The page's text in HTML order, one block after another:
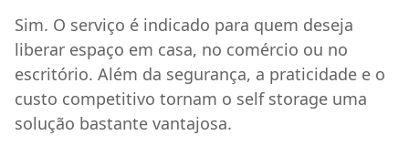
Sim. O serviço é indicado para quem deseja
liberar espaço em casa, no comércio ou no
escritório. Além da segurança, a praticidade e o
custo competitivo tornam o self storage uma
solução bastante vantajosa.